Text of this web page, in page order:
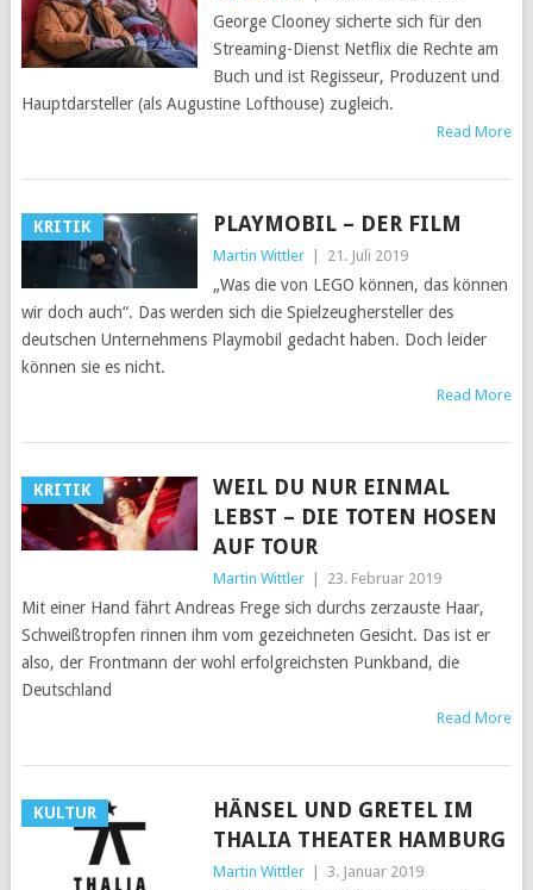
George Clooney sicherte sich für den
Streaming-Dienst Netflix die Rechte am
Buch und ist Regisseur, Produzent und
Hauptdarsteller (als Augustine Lofthouse) zugleich.
Read More
KRITIK PLAYMOBIL – DER FILM
Martin Wittler 21. Juli 2019
„Was die von LEGO können, das können
wir doch auch“. Das werden sich die Spielzeughersteller des
deutschen Unternehmens Playmobil gedacht haben. Doch leider
können sie es nicht.
Read More
KRITIK
WEIL DU NUR EINMAL
LEBST – DIE TOTEN HOSEN
AUF TOUR
Martin Wittler 23. Februar 2019
Mit einer Hand fährt Andreas Frege sich durchs zerzauste Haar,
Schweißtropfen rinnen ihm vom gezeichneten Gesicht. Das ist er
also, der Frontmann der wohl erfolgreichsten Punkband, die
Deutschland
Read More
KULTUR
HÄNSEL UND GRETEL IM
THALIA THEATER HAMBURG
Martin Wittler 3. Januar 2019